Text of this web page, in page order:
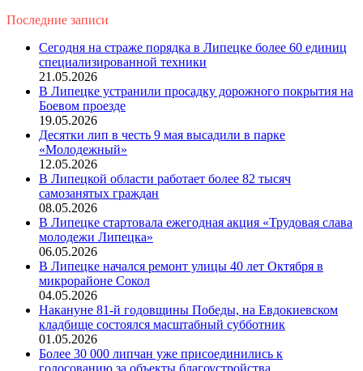
Последние записи
Сегодня на страже порядка в Липецке более 60 единиц
специализированной техники
21.05.2026
В Липецке устранили просадку дорожного покрытия на
Боевом проезде
19.05.2026
Десятки лип в честь 9 мая высадили в парке
«Молодежный»
12.05.2026
В Липецкой области работает более 82 тысяч
самозанятых граждан
08.05.2026
В Липецке стартовала ежегодная акция «Трудовая слава
молодежи Липецка»
06.05.2026
В Липецке начался ремонт улицы 40 лет Октября в
микрорайоне Сокол
04.05.2026
Накануне 81-й годовщины Победы, на Евдокиевском
кладбище состоялся масштабный субботник
01.05.2026
Более 30 000 липчан уже присоединились к
голосованию за объекты благоустройства